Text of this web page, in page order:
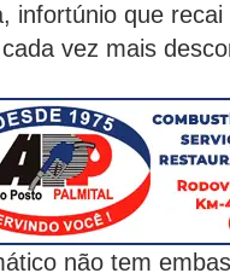
infortúnio que
vez mais
não tem